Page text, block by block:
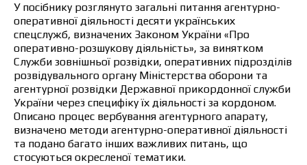
У посібнику розглянуто загальні питання агентурно-
оперативної діяльності десяти українських
спецслужб, визначених Законом України «Про
оперативно-розшукову діяльність», за винятком
Служби зовнішньої розвідки, оперативних підрозділів
розвідувального органу Міністерства оборони та
агентурної розвідки Державної прикордонної служби
України через специфіку їх діяльності за кордоном.
Описано процес вербування агентурного апарату,
визначено методи агентурно-оперативної діяльності
та подано багато інших важливих питань, що
стосуються окресленої тематики.